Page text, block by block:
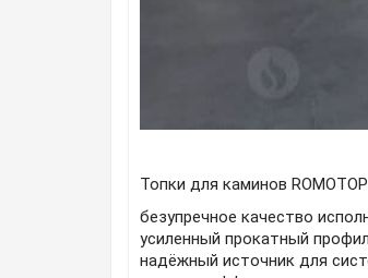
Топки для каминов
безупречное качество
усиленный прокатный
надёжный источник для